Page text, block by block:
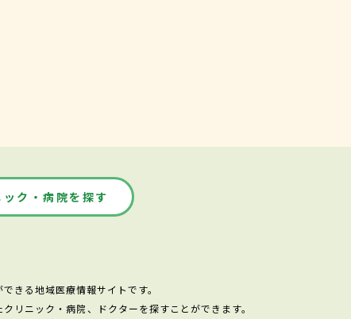
ック・病院を探す
きる地域医療情報サイトです。
リニック・病院、ドクターを探すことができます。